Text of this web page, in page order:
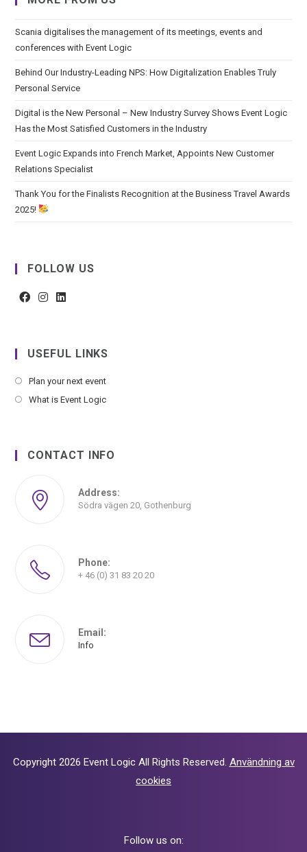
Scania digitalises the management of its meetings, events and
conferences with Event Logic
Behind Our Industry-Leading NPS: How Digitalization Enables Truly
Personal Service
Digital is the New Personal – New Industry Survey Shows Event Logic
Has the Most Satisfied Customers in the Industry
Event Logic Expands into French Market, Appoints New Customer
Relations Specialist
Thank You for the Finalists Recognition at the Business Travel Awards
2025!
FOLLOW US
USEFUL LINKS
Plan your next event
What is Event Logic
CONTACT INFO
Address:
Södra vägen 20, Gothenburg
Phone:
+ 46 (0) 31 83 20 20
Email:
Info
Copyright 2026 Event Logic All Rights Reserved. Användning av
cookies
Follow us on: